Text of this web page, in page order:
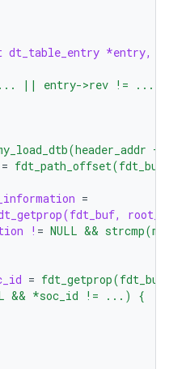
dt_table_entry *entry,
... || entry->rev != ...)
=
=
! = NULL &&
=
&& *soc_id != ...) {